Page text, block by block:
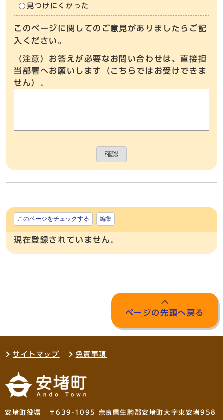
見つけにくかった
このページに関してのご意見がありましたらご記
入ください。
（注意）お答えが必要なお問い合わせは、直接担
当部署へお願いします（こちらではお受けできま
せん）。
確認
このページをチェックする 編集
現在登録されていません。
ページの先頭へ戻る
サイトマップ 免責事項
安堵町役場 〒639-1095 奈良県生駒郡安堵町大字東安堵958